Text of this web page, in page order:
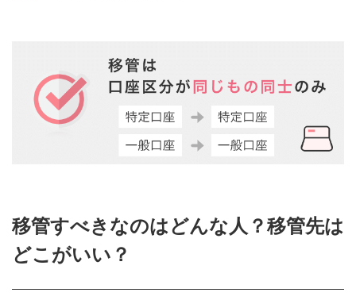
移管すべきなのはどんな人？移管先は
どこがいい？